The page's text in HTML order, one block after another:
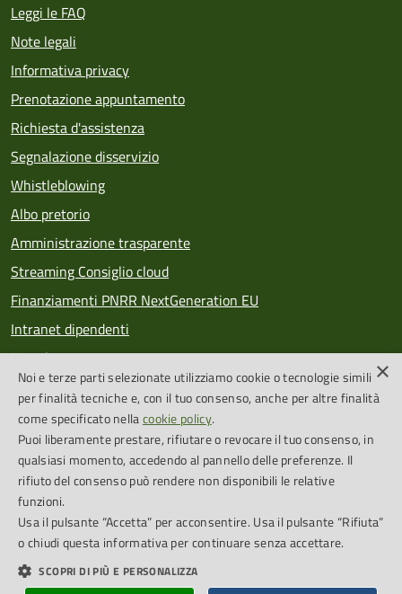
Leggi le FAQ
Note legali
Informativa privacy
Prenotazione appuntamento
Richiesta d'assistenza
Segnalazione disservizio
Whistleblowing
Albo pretorio
Amministrazione trasparente
Streaming Consiglio cloud
Finanziamenti PNRR NextGeneration EU
Intranet dipendenti
Newsletter
PagoPA
SEGUICI SU
Feed RSS
Cookie Policy
Credits
Dichiarazione di accessibilità
×
Noi e terze parti selezionate utilizziamo cookie o tecnologie simili
per finalità tecniche e, con il tuo consenso, anche per altre finalità
come specificato nellacookie policy.
Puoi liberamente prestare, rifiutare o revocare il tuo consenso, in
qualsiasi momento, accedendo al pannello delle preferenze. Il
rifiuto del consenso può rendere non disponibili le relative
funzioni.
Usa il pulsante “Accetta” per acconsentire. Usa il pulsante “Rifiuta”
o chiudi questa informativa per continuare senza accettare.
SCOPRI DI PIÙ E PERSONALIZZA